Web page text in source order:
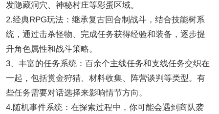
发隐藏洞穴、神秘村庄等彩蛋区域。
2.经典RPG玩法：继承复古回合制战斗，结合技能树系
统，通过击杀怪物、完成任务获得经验和装备，逐步提
升角色属性和战斗策略。
3、丰富的任务系统：百余个主线任务和支线任务交织在
一起，包括赏金狩猎、材料收集、阵营谈判等类型。有
些任务需要对话选择来影响情节方向。
4.随机事件系统：在探索过程中，你可能会遇到商队袭